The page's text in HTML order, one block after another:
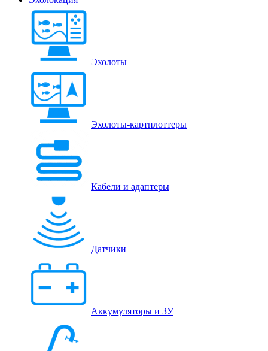
Эхолоты
Эхолоты-картплоттеры
Кабели и адаптеры
Датчики
Аккумуляторы и ЗУ